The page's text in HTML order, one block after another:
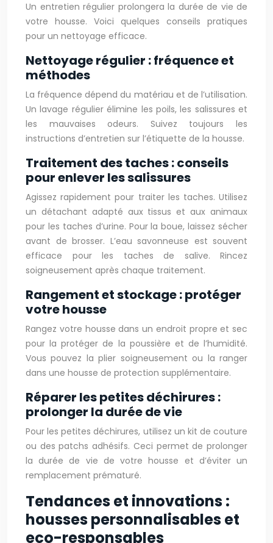
Un entretien régulier prolongera la durée de vie de
votre housse. Voici quelques conseils pratiques
pour un nettoyage efficace.
Nettoyage régulier : fréquence et
méthodes
La fréquence dépend du matériau et de l’utilisation.
Un lavage régulier élimine les poils, les salissures et
les mauvaises odeurs. Suivez toujours les
instructions d’entretien sur l’étiquette de la housse.
Traitement des taches : conseils
pour enlever les salissures
Agissez rapidement pour traiter les taches. Utilisez
un détachant adapté aux tissus et aux animaux
pour les taches d’urine. Pour la boue, laissez sécher
avant de brosser. L’eau savonneuse est souvent
efficace pour les taches de salive. Rincez
soigneusement après chaque traitement.
Rangement et stockage : protéger
votre housse
Rangez votre housse dans un endroit propre et sec
pour la protéger de la poussière et de l’humidité.
Vous pouvez la plier soigneusement ou la ranger
dans une housse de protection supplémentaire.
Réparer les petites déchirures :
prolonger la durée de vie
Pour les petites déchirures, utilisez un kit de couture
ou des patchs adhésifs. Ceci permet de prolonger
la durée de vie de votre housse et d’éviter un
remplacement prématuré.
Tendances et innovations :
housses personnalisables et
eco-responsables